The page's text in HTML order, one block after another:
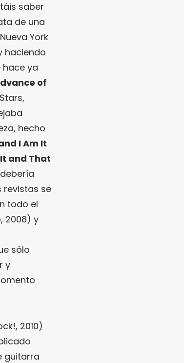
saber
de una
York
haciendo
ya
of
hecho
I Am It
and That
revistas se
todo el
2008) y
sólo
y
2010)
guitarra